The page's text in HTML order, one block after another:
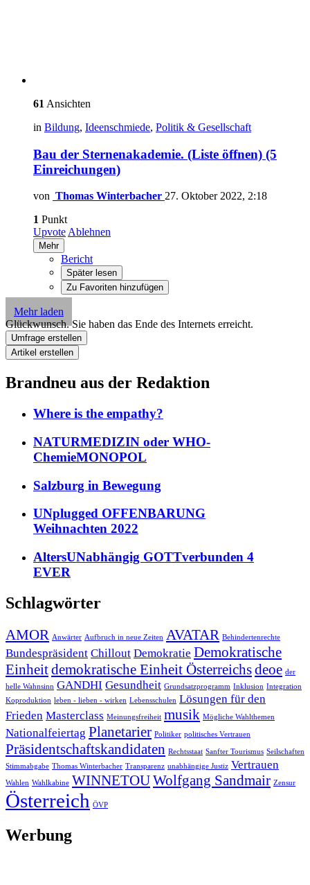
61 Ansichten
in Bildung, Ideenschmiede, Politik & Gesellschaft
Bau der Sternenakademie. (Liste öffnen) (5
Einreichungen)
von Thomas Winterbacher 27. Oktober 2022, 2:18
1 Punkt
Upvote Ablehnen
Mehr
Bericht
Später lesen
Zu Favoriten hinzufügen
Mehr laden
Glückwunsch. Sie haben das Ende des Internets erreicht.
Umfrage erstellen
Artikel erstellen
Brandneu aus der Redaktion
Where is the empathy?
NATURMEDIZIN oder WHO-
ChemieMONOPOL
Salzburg in Bewegung
UNplugged OFFENBARUNG
Weihnachten 2022
AltersUNabhängig GOTTverbunden 4
EVER
Schlagwörter
AMOR Anwärter Aufbruch in neue Zeiten AVATAR Behindertenrechte
Bundespräsident Chillout Demokratie Demokratische
Einheitdemokratische Einheit Österreichsdeoe der
helle Wahnsinn GANDHI Gesundheit Grundsatzprogramm Inklusion Integration
Koproduktion leben - lieben - wirken Lebensschulen Lösungen für den
Frieden Masterclass Meinungsfreiheit musik Mögliche Wahlthemen
Nationalfeiertag Planetarier Politiker politisches Vertrauen
Präsidentschaftskandidaten Rechtsstaat Sanfter Tourismus Seilschaften
Stimmabgabe Thomas Winterbacher Transparenz unabhängige Justiz Vertrauen
Wahlen Wahlkabine WINNETOUWolfgang Sandmair Zensur
Österreich ÖVP
Werbung